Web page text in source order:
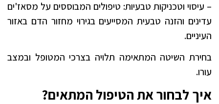
– עיסוי וטכניקות טבעיות: טיפולים המבוססים על מסאז'ים
עדינים והזנה טבעית המסייעים בגירוי מחזור הדם באזור
העיניים.
בחירת השיטה המתאימה תלויה בצרכי המטופל ובמצב
עורו.
איך לבחור את הטיפול המתאים?